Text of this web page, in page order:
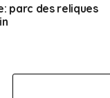
parc des reliques